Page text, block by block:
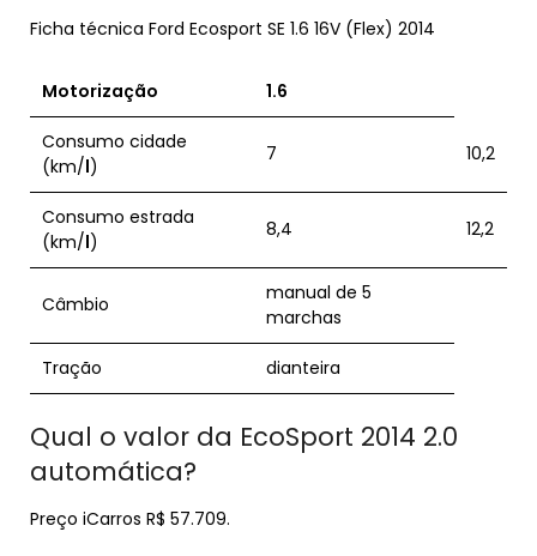
Ficha técnica Ford Ecosport SE 1.6 16V (Flex) 2014
Motorização 1.6
Consumo cidade
(km/l)
7 10,2
Consumo estrada
(km/l)
8,4 12,2
Câmbio
manual de 5
marchas
Tração dianteira
Qual o valor da EcoSport 2014 2.0
automática?
Preço iCarros R$ 57.709.